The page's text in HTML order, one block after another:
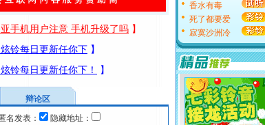
辩论区
匿名发表：
隐藏地址：
香水有毒
死了都要爱
寂寞沙洲冷